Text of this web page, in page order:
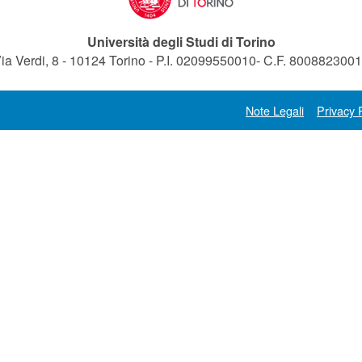
Università degli Studi di Torino
Verdi, 8 - 10124 Torino - P.I. 02099550010- C.F.
Note Legali Privacy